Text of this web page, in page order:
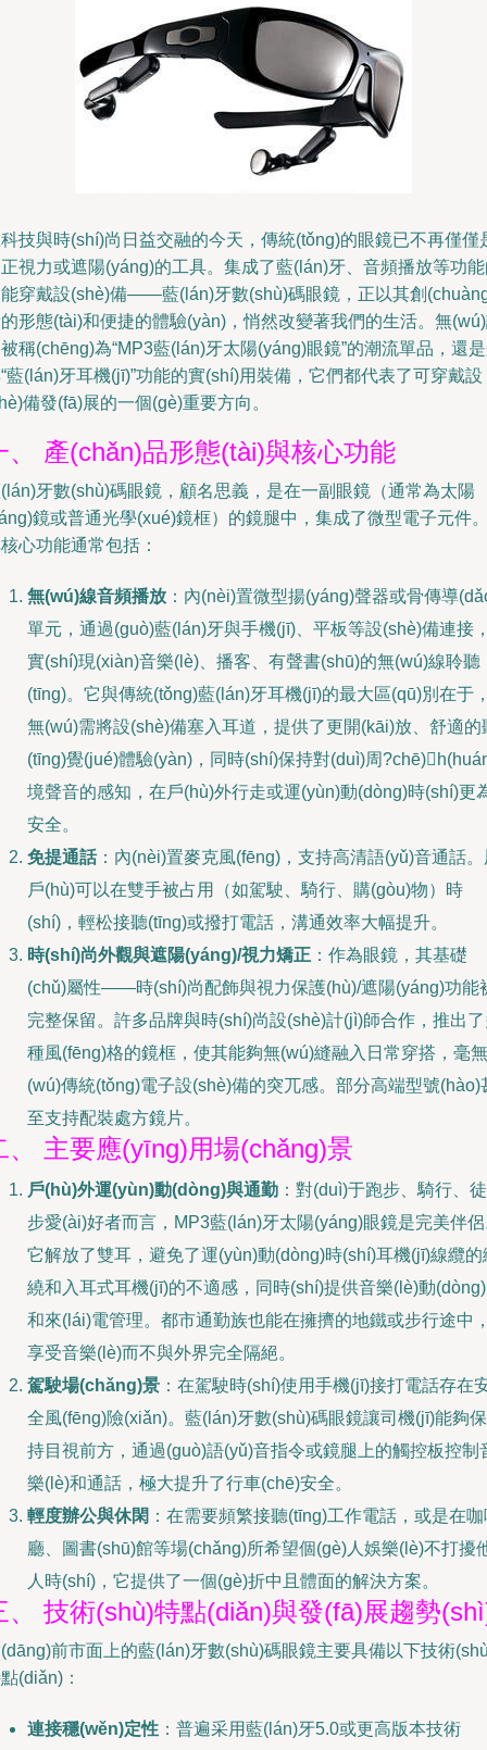
技與時(shí)尚日益交融的今天，傳統(tǒng)的眼鏡已不再僅僅
視力或遮陽(yáng)的工具。集成了藍(lán)牙、音頻播放等功
穿戴設(shè)備——藍(lán)牙數(shù)碼眼鏡，正以其創
形態(tài)和便捷的體驗(yàn)，悄然改變著我們的生活。無
稱(chēng)為“MP3藍(lán)牙太陽(yáng)眼鏡”的潮流單品，還
藍(lán)牙耳機(jī)”功能的實(shí)用裝備，它們都代表了可穿戴設
備發(fā)展的一個(gè)重要方向。
、 產(chǎn)品形態(tài)與核心功能
牙數(shù)碼眼鏡，顧名思義，是在一副眼鏡（通常為太陽
鏡或普通光學(xué)鏡框）的鏡腿中，集成了微型電子元件
心功能通常包括：
無(wú)線音頻播放 ：內(nèi)置微型揚(yáng)聲器或骨傳導
單元，通過(guò)藍(lán)牙與手機(jī)、平板等設(shè)備連接
實(shí)現(xiàn)音樂(lè)、播客、有聲書(shū)的無(wú)線聆聽
(tīng)。它與傳統(tǒng)藍(lán)牙耳機(jī)的最大區(qū)別在于
無(wú)需將設(shè)備塞入耳道，提供了更開(kāi)放、舒適的
(tīng)覺(jué)體驗(yàn)，同時(shí)保持對(duì)周
境聲音的感知，在戶(hù)外行走或運(yùn)動(dòng)時(shí)更
安全。
免提通話：內(nèi)置麥克風(fēng)，支持高清語(yǔ)音通話。
戶(hù)可以在雙手被占用（如駕駛、騎行、購(gòu)物）時
(shí)，輕松接聽(tīng)或撥打電話，溝通效率大幅提升。
時(shí)尚外觀與遮陽(yáng)/視力矯正 ：作為眼鏡，其基礎
(chǔ)屬性——時(shí)尚配飾與視力保護(hù)/遮陽(yáng)功能
完整保留。許多品牌與時(shí)尚設(shè)計(jì)師合作，推出
種風(fēng)格的鏡框，使其能夠無(wú)縫融入日常穿搭，毫無
(wú)傳統(tǒng)電子設(shè)備的突兀感。部分高端型號(hào)
至支持配裝處方鏡片。
、 主要應(yīng)用場(chǎng)景
戶(hù)外運(yùn)動(dòng)與通勤 ：對(duì)于跑步、騎行、徒
步愛(ài)好者而言，MP3藍(lán)牙太陽(yáng)眼鏡是完美伴
它解放了雙耳，避免了運(yùn)動(dòng)時(shí)耳機(jī)線纜的
繞和入耳式耳機(jī)的不適感，同時(shí)提供音樂(lè)動
和來(lái)電管理。都市通勤族也能在擁擠的地鐵或步行途中
享受音樂(lè)而不與外界完全隔絕。
駕駛場(chǎng)景 ：在駕駛時(shí)使用手機(jī)接打電話存在
全風(fēng)險(xiǎn)。藍(lán)牙數(shù)碼眼鏡讓司機(jī)能夠保
持目視前方，通過(guò)語(yǔ)音指令或鏡腿上的觸控板控制
樂(lè)和通話，極大提升了行車(chē)安全。
輕度辦公與休閑 ：在需要頻繁接聽(tīng)工作電話，或是在
廳、圖書(shū)館等場(chǎng)所希望個(gè)人娛樂(lè)不打擾
人時(shí)，它提供了一個(gè)折中且體面的解決方案。
、 技術(shù)特點(diǎn)與發(fā)展趨勢
前市面上的藍(lán)牙數(shù)碼眼鏡主要具備以下技術
(diǎn)：
連接穩(wěn)定性 ：普遍采用藍(lán)牙5.0或更高版本技術